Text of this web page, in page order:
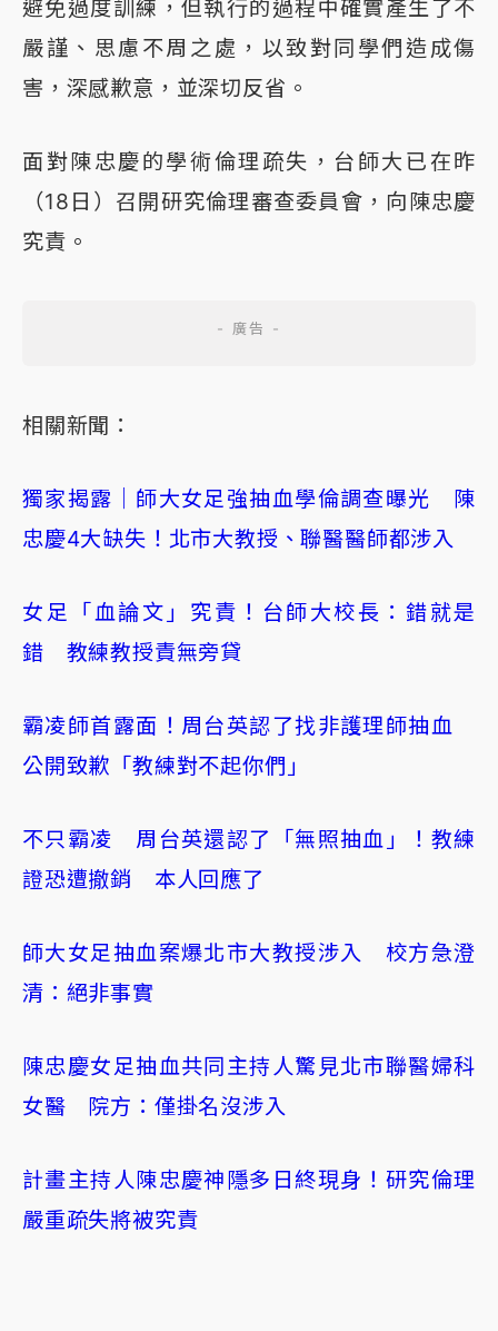
避免過度訓練，但執行的過程中確實產生了不
嚴謹、思慮不周之處，以致對同學們造成傷
害，深感歉意，並深切反省。
面對陳忠慶的學術倫理疏失，台師大已在昨
（18日）召開研究倫理審查委員會，向陳忠慶
究責。
相關新聞：
獨家揭露｜師大女足強抽血學倫調查曝光 陳
忠慶4大缺失！北市大教授、聯醫醫師都涉入
女足「血論文」究責！台師大校長：錯就是
錯 教練教授責無旁貸
霸凌師首露面！周台英認了找非護理師抽血
公開致歉「教練對不起你們」
不只霸凌 周台英還認了「無照抽血」！教練
證恐遭撤銷 本人回應了
師大女足抽血案爆北市大教授涉入 校方急澄
清：絕非事實
陳忠慶女足抽血共同主持人驚見北市聯醫婦科
女醫 院方：僅掛名沒涉入
計畫主持人陳忠慶神隱多日終現身！研究倫理
嚴重疏失將被究責